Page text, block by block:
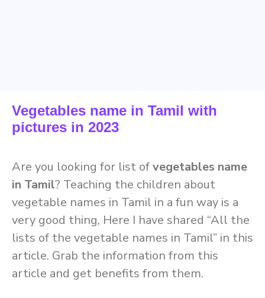
Vegetables name in Tamil with
pictures in 2023
Are you looking for list ofvegetables name
in Tamil? Teaching the children about
vegetable names in Tamil in a fun way is a
very good thing, Here I have shared “All the
lists of the vegetable names in Tamil” in this
article. Grab the information from this
article and get benefits from them.